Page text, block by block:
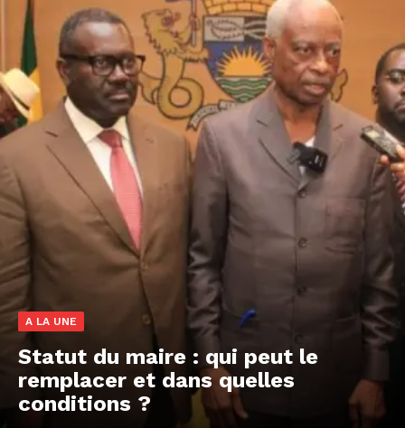
A LA UNE
Statut du maire : qui peut le
remplacer et dans quelles
conditions ?